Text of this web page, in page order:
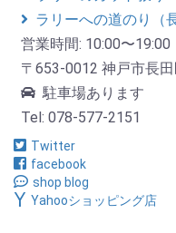
ラリーへの道のり（
営業時間: 10:00〜19:00
〒653-0012 神戸市長
駐車場あります
Tel: 078-577-2151
Twitter
facebook
shop blog
Yahooショッピング店